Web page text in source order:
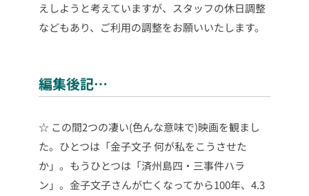
えしようと考えていますが、スタッフの休日調整
などもあり、ご利用の調整をお願いいたします。
編集後記…
☆ この間2つの凄い(色んな意味で)映画を観まし
た。ひとつは「金子文子 何が私をこうさせた
か」。もうひとつは「済州島四・三事件ハラ
ン」。金子文子さんが亡くなってから100年、4.3